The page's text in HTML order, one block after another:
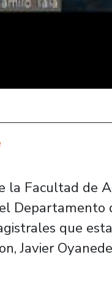
la Facultad de
que
Javier